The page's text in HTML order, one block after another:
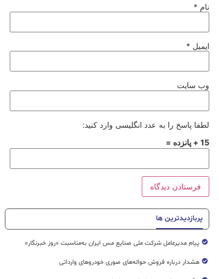
نام *
ایمیل *
وب‌ سایت
لطفا پاسخ را به عدد انگلیسی وارد کنید:
15 + پانزده =
پربازدیدترین ها
پیام مدیرعامل شرکت ملی صنایع مس ایران به‌مناسبت «روز خبرنگار»
هشدار درباره فروش حواله‌های صوری خودروهای وارداتی